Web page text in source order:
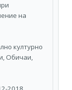
на
културно
Обичаи,